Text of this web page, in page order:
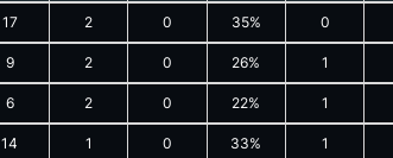
17 2 0 35% 0
9 2 0 26% 1
6 2 0 22% 1
14 1 0 33% 1